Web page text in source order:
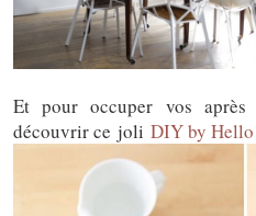
Et pour occuper vos
découvrir ce joli DIY by Hello